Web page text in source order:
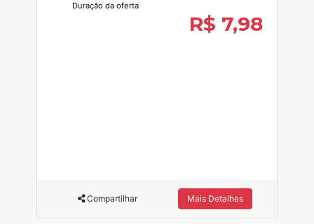
Duração da oferta
R$ 7,98
Compartilhar Mais Detalhes